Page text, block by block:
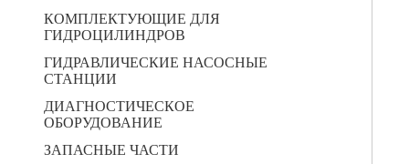
КОМПЛЕКТУЮЩИЕ ДЛЯ
ГИДРОЦИЛИНДРОВ
ГИДРАВЛИЧЕСКИЕ НАСОСНЫЕ
СТАНЦИИ
ДИАГНОСТИЧЕСКОЕ
ОБОРУДОВАНИЕ
ЗАПАСНЫЕ ЧАСТИ